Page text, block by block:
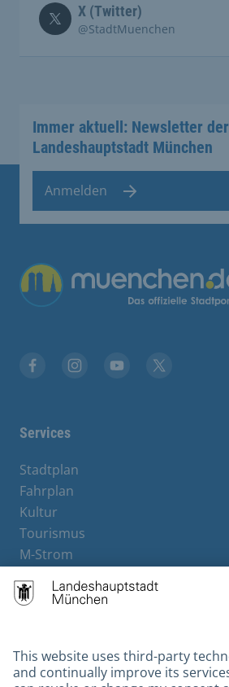
X (Twitter)
@StadtMuenchen
Immer aktuell: Newsletter der
Landeshauptstadt München
Anmelden
Übergreifende Links
Services
Stadtplan
Fahrplan
Kultur
Tourismus
M-Strom
Hotels
Contact